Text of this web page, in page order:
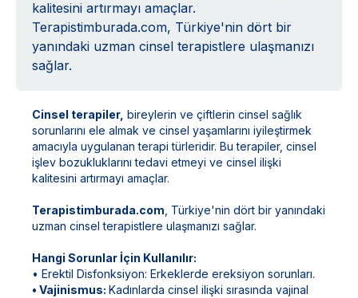
kalitesini artırmayı amaçlar.
Terapistimburada.com, Türkiye'nin dört bir
yanındaki uzman cinsel terapistlere ulaşmanızı
sağlar.
Cinsel terapiler, bireylerin ve çiftlerin cinsel sağlık
sorunlarını ele almak ve cinsel yaşamlarını iyileştirmek
amacıyla uygulanan terapi türleridir. Bu terapiler, cinsel
işlev bozukluklarını tedavi etmeyi ve cinsel ilişki
kalitesini artırmayı amaçlar.
Terapistimburada.com , Türkiye'nin dört bir yanındaki
uzman cinsel terapistlere ulaşmanızı sağlar.
Hangi Sorunlar İçin Kullanılır:
• Erektil Disfonksiyon: Erkeklerde ereksiyon sorunları.
• Vajinismus: Kadınlarda cinsel ilişki sırasında vajinal